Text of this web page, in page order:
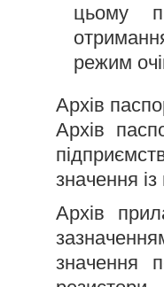
цьому
режим
Архів
Архів
значення
Архів
значення